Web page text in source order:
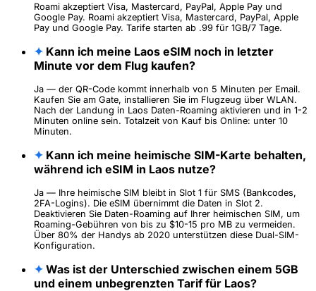
Roami akzeptiert Visa, Mastercard, PayPal, Apple Pay und
Google Pay. Roami akzeptiert Visa, Mastercard, PayPal, Apple
Pay und Google Pay. Tarife starten ab .99 für 1GB/7 Tage.
✦ Kann ich meine Laos eSIM noch in letzter
Minute vor dem Flug kaufen?
Ja — der QR-Code kommt innerhalb von 5 Minuten per Email.
Kaufen Sie am Gate, installieren Sie im Flugzeug über WLAN.
Nach der Landung in Laos Daten-Roaming aktivieren und in 1-2
Minuten online sein. Totalzeit von Kauf bis Online: unter 10
Minuten.
✦ Kann ich meine heimische SIM-Karte behalten,
während ich eSIM in Laos nutze?
Ja — Ihre heimische SIM bleibt in Slot 1 für SMS (Bankcodes,
2FA-Logins). Die eSIM übernimmt die Daten in Slot 2.
Deaktivieren Sie Daten-Roaming auf Ihrer heimischen SIM, um
Roaming-Gebühren von bis zu $10-15 pro MB zu vermeiden.
Über 80% der Handys ab 2020 unterstützen diese Dual-SIM-
Konfiguration.
✦ Was ist der Unterschied zwischen einem 5GB
und einem unbegrenzten Tarif für Laos?